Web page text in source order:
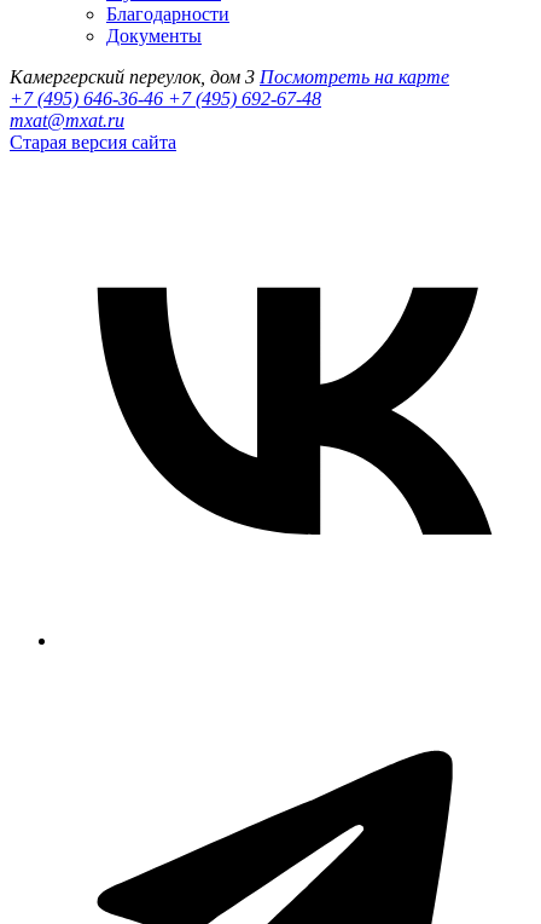
Благодарности
Документы
Камергерский переулок, дом 3 Посмотреть на карте
+7 (495) 646-36-46 +7 (495) 692-67-48‬
mxat@mxat.ru
Старая версия сайта